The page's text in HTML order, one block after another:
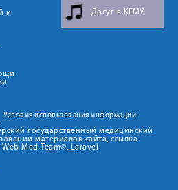
и
Досуг в КГМУ
Условия использования информации
государственный медицинский
материалов сайта, ссылка
Med Team©, Laravel